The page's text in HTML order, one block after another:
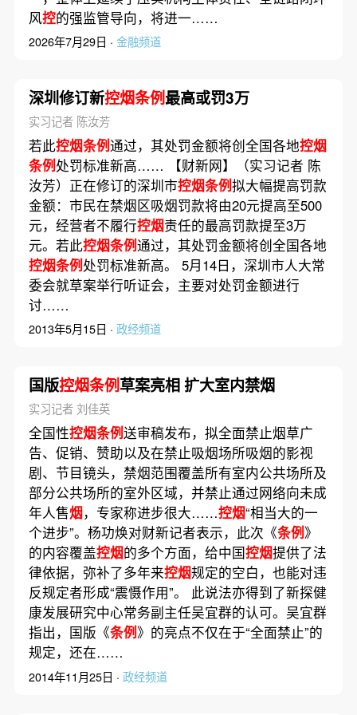
风控的强监管导向，将进一……
2026年7月29日 · 金融频道
深圳修订新控烟条例最高或罚3万
实习记者 陈汝芳
若此控烟条例通过，其处罚金额将创全国各地控烟
条例处罚标准新高…… 【财新网】（实习记者 陈
汝芳）正在修订的深圳市控烟条例拟大幅提高罚款
金额：市民在禁烟区吸烟罚款将由20元提高至500
元，经营者不履行控烟责任的最高罚款提至3万
元。若此控烟条例通过，其处罚金额将创全国各地
控烟条例处罚标准新高。 5月14日，深圳市人大常
委会就草案举行听证会，主要对处罚金额进行
讨……
2013年5月15日 · 政经频道
国版控烟条例草案亮相 扩大室内禁烟
实习记者 刘佳英
全国性控烟条例送审稿发布，拟全面禁止烟草广
告、促销、赞助以及在禁止吸烟场所吸烟的影视
剧、节目镜头，禁烟范围覆盖所有室内公共场所及
部分公共场所的室外区域，并禁止通过网络向未成
年人售烟，专家称进步很大……控烟“相当大的一
个进步”。杨功焕对财新记者表示，此次《条例》
的内容覆盖控烟的多个方面，给中国控烟提供了法
律依据，弥补了多年来控烟规定的空白，也能对违
反规定者形成“震慑作用”。 此说法亦得到了新探健
康发展研究中心常务副主任吴宜群的认可。吴宜群
指出，国版《条例》的亮点不仅在于“全面禁止”的
规定，还在……
2014年11月25日 · 政经频道